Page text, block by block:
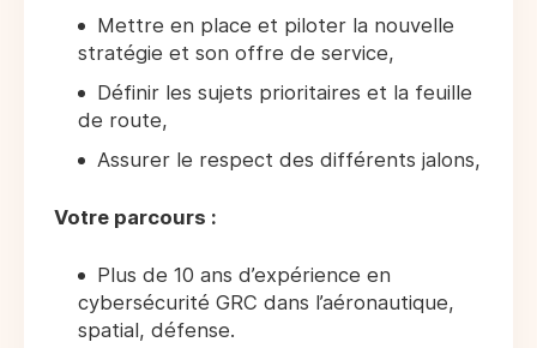
Mettre en place et piloter la nouvelle
stratégie et son offre de service,
Définir les sujets prioritaires et la feuille
de route,
Assurer le respect des différents jalons,
Votre parcours :
Plus de 10 ans d’expérience en
cybersécurité GRC dans l’aéronautique,
spatial, défense.